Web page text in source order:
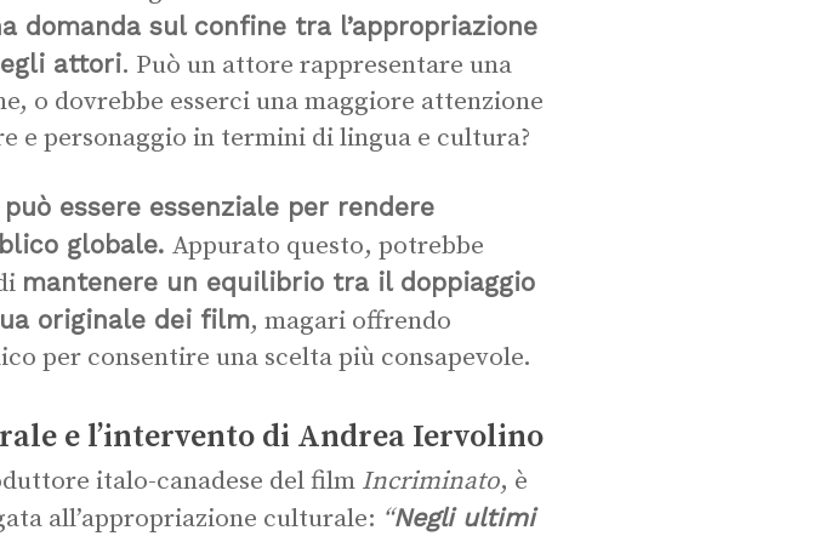
domanda sul confine tra l’appropriazione
attori. Può un attore rappresentare una
o dovrebbe esserci una maggiore attenzione
e personaggio in termini di lingua e cultura?
essere essenziale per rendere
globale. Appurato questo, potrebbe
mantenere un equilibrio tra il doppiaggio
originale dei film, magari offrendo
per consentire una scelta più consapevole.
e l’intervento di Andrea Iervolino
italo-canadese del film Incriminato, è
all’appropriazione culturale: “Negli ultimi